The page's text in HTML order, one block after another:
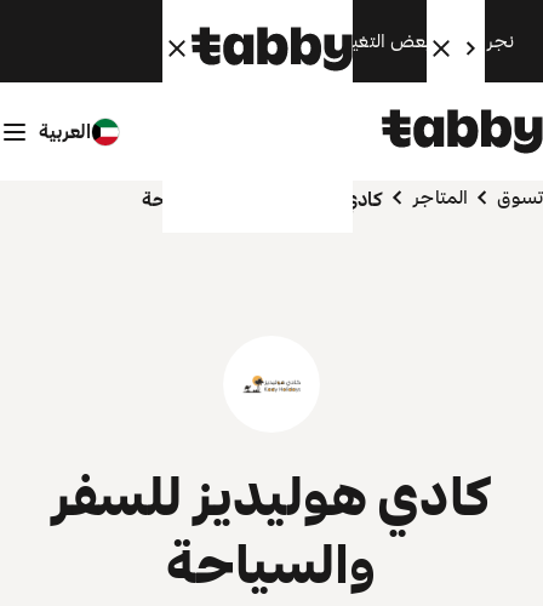
نجري الآن بعض التغييرات. سنعود قريبًا.
العربية
تسوق المتاجر كادي هوليديز للسفر والسياحة
كادي هوليديز للسفر
والسياحة